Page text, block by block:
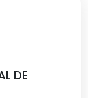
DE